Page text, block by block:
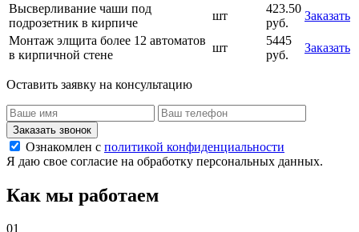
Высверливание чаши под
подрозетник в кирпиче
шт
423.50
руб.
Заказать
Монтаж элщита более 12 автоматов
в кирпичной стене
шт
5445
руб.
Заказать
Оставить заявку на консультацию
Заказать звонок
Ознакомлен с политикой конфиденциальности
Я даю свое согласие на обработку персональных данных.
Как мы работаем
01